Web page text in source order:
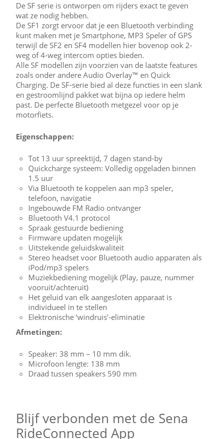
De SF serie is ontworpen om rijders exact te geven
wat ze nodig hebben.
De SF1 zorgt ervoor dat je een Bluetooth verbinding
kunt maken met je Smartphone, MP3 Speler of GPS
terwijl de SF2 en SF4 modellen hier bovenop ook 2-
weg of 4-weg intercom opties bieden.
Alle SF modellen zijn voorzien van de laatste features
zoals onder andere Audio Overlay™ en Quick
Charging. De SF-serie bied al deze functies in een slank
en gestroomlijnd pakket wat bijna op iedere helm
past. De perfecte Bluetooth metgezel voor op je
motorfiets.
Eigenschappen:
Tot 13 uur spreektijd, 7 dagen stand-by
Quickcharge systeem: Volledig opgeladen binnen
1.5 uur
Via Bluetooth te koppelen aan mp3 speler,
telefoon, navigatie
Ingebouwde FM Radio ontvanger
Bluetooth V4.1 protocol
Spraak gestuurde bediening
Firmware updaten mogelijk
Uitstekende geluidskwaliteit
Stereo headset voor Bluetooth audio apparaten als
iPod/mp3 spelers
Muziekbediening mogelijk (Play, pauze, nummer
vooruit/achteruit)
Het geluid van elk aangesloten apparaat is
individueel in te stellen
Elektronische ‘windruis’-eliminatie
Afmetingen:
Speaker: 38 mm – 10 mm dik.
Microfoon lengte: 138 mm
Draad tussen speakers 590 mm
Blijf verbonden met de Sena
RideConnected App